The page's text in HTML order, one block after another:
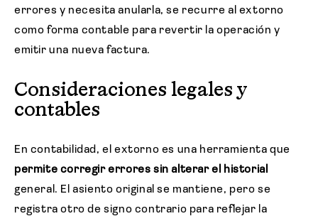
errores y necesita anularla, se recurre al extorno
como forma contable para revertir la operación y
emitir una nueva factura.
Consideraciones legales y
contables
En contabilidad, el extorno es una herramienta que
permite corregir errores sin alterar el historial
general. El asiento original se mantiene, pero se
registra otro de signo contrario para reflejar la